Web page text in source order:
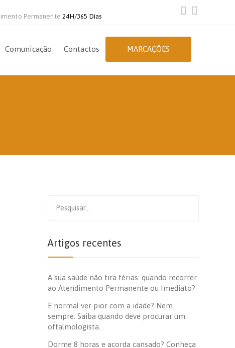
Permanente24H/365 Dias
Comunicação Contactos MARCAÇÕES
for:
Artigos recentes
A sua saúde não tira férias: quando recorrer
ao Atendimento Permanente ou Imediato?
É normal ver pior com a idade? Nem
sempre. Saiba quando deve procurar um
oftalmologista.
Dorme 8 horas e acorda cansado? Conheça